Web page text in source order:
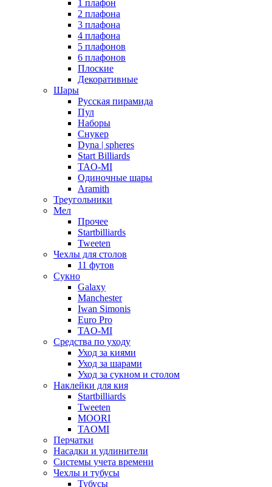
1 плафон
2 плафона
3 плафона
4 плафона
5 плафонов
6 плафонов
Плоские
Декоративные
Шары
Русская пирамида
Пул
Наборы
Снукер
Dyna | spheres
Start Billiards
TAO-MI
Одиночные шары
Aramith
Треугольники
Мел
Прочее
Startbilliards
Tweeten
Чехлы для столов
11 футов
Сукно
Galaxy
Manchester
Iwan Simonis
Euro Pro
TAO-MI
Средства по уходу
Уход за киями
Уход за шарами
Уход за сукном и столом
Наклейки для кия
Startbilliards
Tweeten
MOORI
TAOMI
Перчатки
Насадки и удлинители
Системы учета времени
Чехлы и тубусы
Тубусы